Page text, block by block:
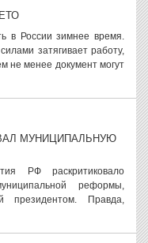
в России зимнее время.
затягивает работу,
не менее документ могут
МУНИЦИПАЛЬНУЮ
РФ раскритиковало
реформы,
президентом. Правда,